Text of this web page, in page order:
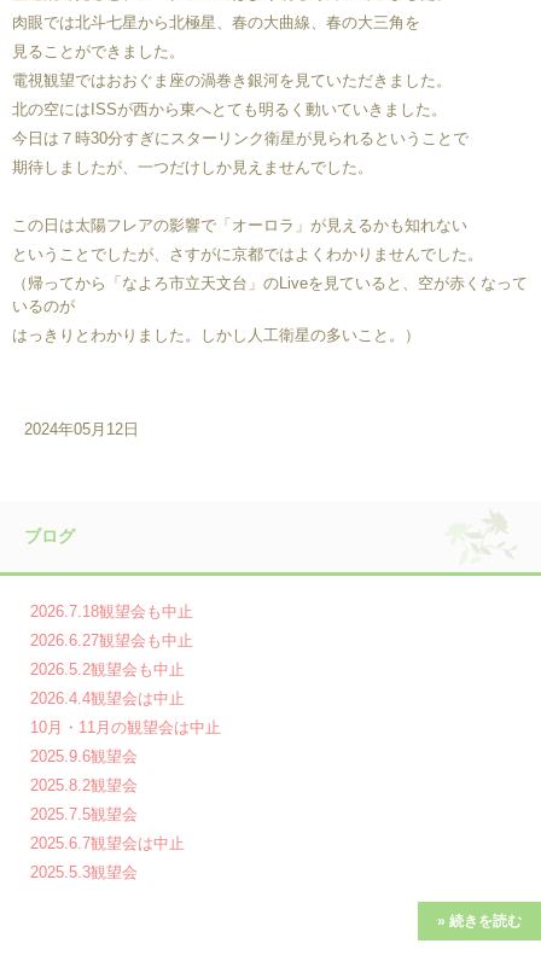
肉眼では北斗七星から北極星、春の大曲線、春の大三角を
見ることができました。
電視観望ではおおぐま座の渦巻き銀河を見ていただきました。
北の空にはISSが西から東へとても明るく動いていきました。
今日は７時30分すぎにスターリンク衛星が見られるということで
期待しましたが、一つだけしか見えませんでした。
この日は太陽フレアの影響で「オーロラ」が見えるかも知れない
ということでしたが、さすがに京都ではよくわかりませんでした。
（帰ってから「なよろ市立天文台」のLiveを見ていると、空が赤くなって
いるのが
はっきりとわかりました。しかし人工衛星の多いこと。）
2024年05月12日
ブログ
2026.7.18観望会も中止
2026.6.27観望会も中止
2026.5.2観望会も中止
2026.4.4観望会は中止
10月・11月の観望会は中止
2025.9.6観望会
2025.8.2観望会
2025.7.5観望会
2025.6.7観望会は中止
2025.5.3観望会
» 続きを読む